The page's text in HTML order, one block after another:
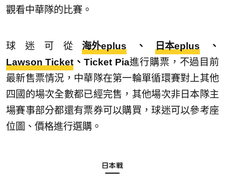
觀看中華隊的比賽。
球迷可從海外eplus 、 日本eplus 、
Lawson Ticket 、Ticket Pia進行購票，不過目前
最新售票情況，中華隊在第一輪單循環賽對上其他
四國的場次全數都已經完售，其他場次非日本隊主
場賽事部分都還有票券可以購買，球迷可以參考座
位圖、價格進行選購。